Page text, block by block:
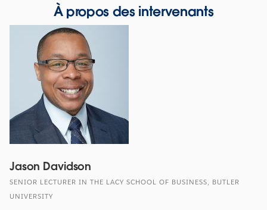
À propos des intervenants
Jason Davidson
SENIOR LECTURER IN THE LACY SCHOOL OF BUSINESS, BUTLER
UNIVERSITY